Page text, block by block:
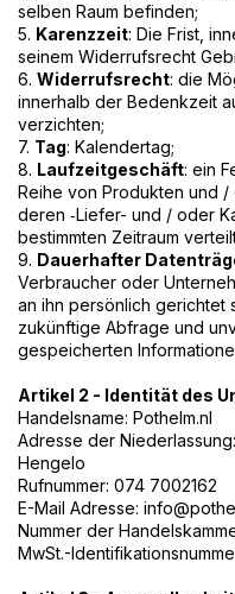
selben Raum befinden;
5. Karenzzeit: Die Frist,
seinem Widerrufsrecht
6. Widerrufsrecht: die
innerhalb der Bedenkzeit
verzichten;
7. Tag: Kalendertag;
8. Laufzeitgeschäft: ein
Reihe von Produkten und
deren ‑Liefer- und / oder
bestimmten Zeitraum
9. Dauerhafter
Verbraucher oder
an ihn persönlich gerichtet
zukünftige Abfrage und
gespeicherten
Artikel 2 - Identität des
Handelsname: Pothelm.nl
Adresse der
Hengelo
Rufnummer: 074 7002162
E-Mail Adresse:
Nummer der
MwSt.-